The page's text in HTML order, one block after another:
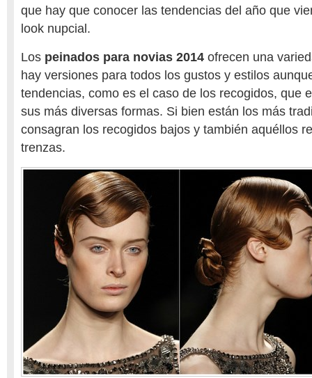
que hay que conocer las tendencias del año que
look nupcial.
Los peinados para novias 2014 ofrecen una
hay versiones para todos los gustos y estilos
tendencias, como es el caso de los recogidos, que
sus más diversas formas. Si bien están los más
consagran los recogidos bajos y también aquéllos
trenzas.